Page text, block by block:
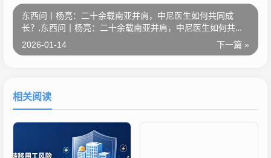
东西问丨杨亮：二十余载南亚并肩，中尼医生如何共同成
长？,东西问丨杨亮：二十余载南亚并肩，中尼医生如何共同
成长？
下一篇 »
2026-01-14
相关阅读